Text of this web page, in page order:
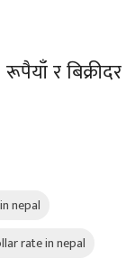
र बिक्रीदर
nepal
rate in nepal